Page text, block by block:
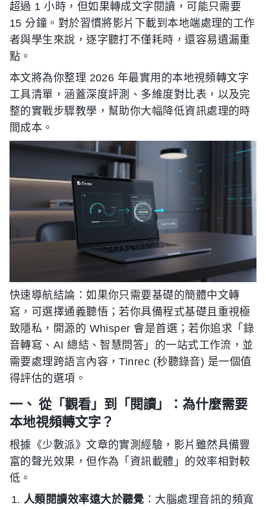
超過 1 小時，但如果轉成文字閱讀，可能只需要
15 分鐘。對於習慣將影片下載到本地端處理的工作
者與學生來說，逐字聽打不僅耗時，還容易遺漏重
點。
本文將為你整理 2026 年最實用的本地視頻轉文字
工具清單，涵蓋深度評測、多維度對比表，以及完
整的實戰步驟教學，幫助你大幅降低資訊處理的時
間成本。
快速導航結論：如果你只需要基礎的簡體中文轉
寫，可選擇通義聽悟；若你具備程式基礎且重視極
致隱私，開源的 Whisper 會是首選；若你追求「錄
音轉寫、AI 總結、智慧問答」的一站式工作流，並
需要處理跨語言內容，Tinrec (秒聽錄音) 是一個值
得評估的選項。
一、 從「觀看」到「閱讀」：為什麼需要
本地視頻轉文字？
根據《少數派》文章的實測經驗，影片雖然具備豐
富的聲光效果，但作為「資訊載體」的效率相對較
低。
人類閱讀效率遠大於聽覺 ：大腦處理音訊的頻寬